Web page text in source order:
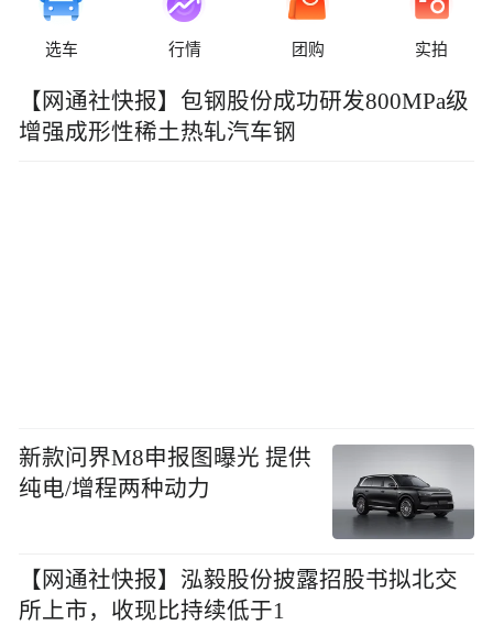
选车 行情 团购 实拍
【网通社快报】包钢股份成功研发800MPa级
增强成形性稀土热轧汽车钢
新款问界M8申报图曝光 提供
纯电/增程两种动力
【网通社快报】泓毅股份披露招股书拟北交
所上市，收现比持续低于1